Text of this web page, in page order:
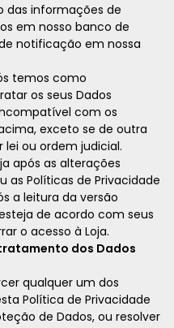
das informações de
em nosso banco de
notificação em nossa
temos como
os seus Dados
com os
exceto se de outra
ou ordem judicial.
após as alterações
as Políticas de Privacidade
a leitura da versão
de acordo com seus
o acesso à Loja.
dos Dados
qualquer um dos
Política de Privacidade
de Dados, ou resolver